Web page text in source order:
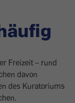
Freizeit – rund
davon
des Kuratoriums